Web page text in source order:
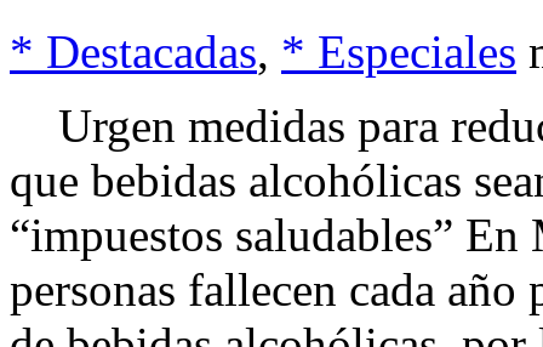
* Destacadas, * Especiales
Urgen medidas para
que bebidas alcohólicas
“impuestos saludables”
personas fallecen cada año